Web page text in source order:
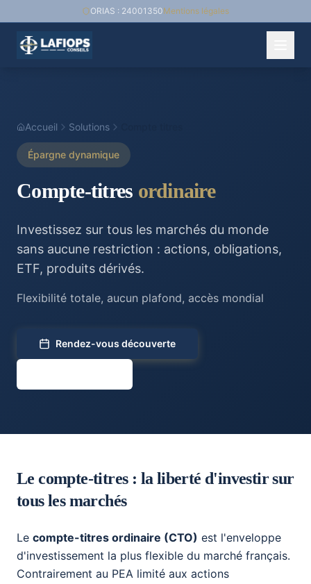
ORIAS : 24001350Mentions légales
Accueil Solutions
Épargne dynamique
Compte-titres ordinaire
Investissez sur tous les marchés du monde
sans aucune restriction : actions, obligations,
ETF, produits dérivés.
Flexibilité totale, aucun plafond, accès mondial
Rendez-vous découverte
Le compte-titres : la liberté d'investir sur
tous les marchés
Le compte-titres ordinaire (CTO) est l'enveloppe
d'investissement la plus flexible du marché français.
Contrairement au PEA limité aux actions